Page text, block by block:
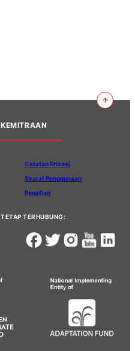
KEMITRAAN
Catatan Privasi
Syarat Penggunaan
Penafian
TETAP TERHUBUNG: